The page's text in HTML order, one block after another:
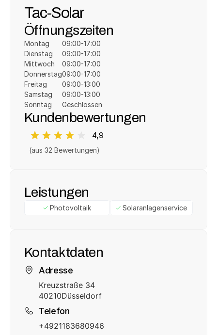
Tac-Solar
Öffnungszeiten
Montag
Dienstag
Mittwoch
Donnerstag
Freitag
Samstag
Sonntag
09:00-17:00
09:00-17:00
09:00-17:00
09:00-17:00
09:00-13:00
09:00-13:00
Geschlossen
Kundenbewertungen
4,9
(aus 32 Bewertungen)
Leistungen
Photovoltaik Solaranlagenservice
Kontaktdaten
Adresse
Kreuzstraße 34
40210Düsseldorf
Telefon
+4921183680946